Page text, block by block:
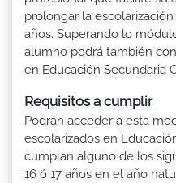
prolongar la
años. Superando lo
alumno podrá también
en Educación Secundaria
Requisitos a cumplir
Podrán acceder a esta
escolarizados en
cumplan alguno de los
16 ó 17 años en el año